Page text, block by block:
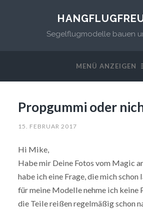
Segelflugmodelle bauen
MENÜ ANZEIGEN
Propgummi oder
15. FEBRUAR 2017
Hi Mike,
Habe mir Deine Fotos vom Magic
habe ich eine Frage, die mich
für meine Modelle nehme ich keine
die Teile reißen regelmäßig schon